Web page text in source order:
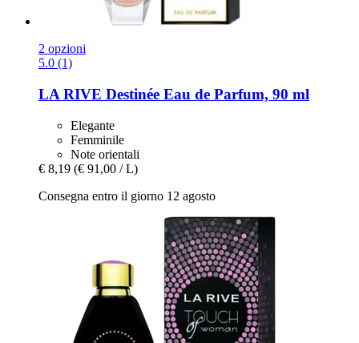
2 opzioni
5.0 (1)
LA RIVE Destinée Eau de Parfum, 90 ml
Elegante
Femminile
Note orientali
€ 8,19 (€ 91,00 / L)
Consegna entro il giorno 12 agosto